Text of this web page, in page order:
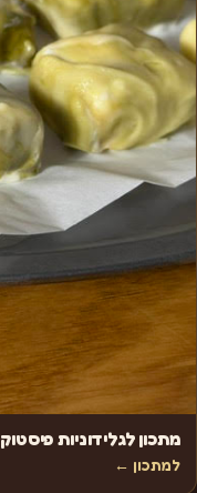
מתכון לגלידוניות פיסטוק
למתכון ←